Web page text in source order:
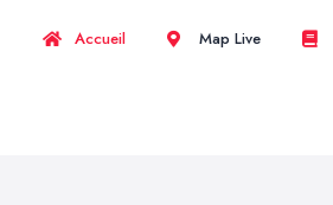
Accueil Map Live